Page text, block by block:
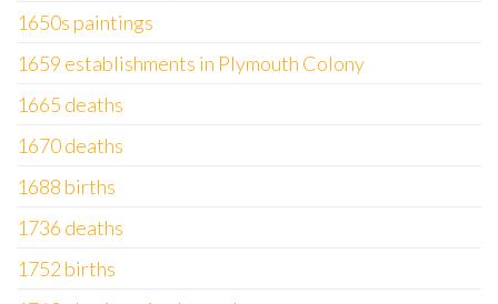
1650s paintings
1659 establishments in Plymouth Colony
1665 deaths
1670 deaths
1688 births
1736 deaths
1752 births